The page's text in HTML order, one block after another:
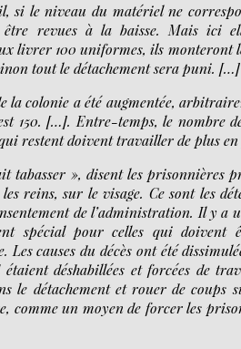
si le niveau du matériel ne
être revues à la baisse. Mais ici
livrer 100 uniformes, ils monteront
tout le détachement sera puni. […]
la colonie a été augmentée,
150. […]. Entre-temps, le nombre
restent doivent travailler de plus
tabasser », disent les prisonnières
reins, sur le visage. Ce sont les
de l’administration. Il y a
spécial pour celles qui doivent
causes du décès ont été
déshabillées et forcées de
le détachement et rouer de coups
un moyen de forcer les